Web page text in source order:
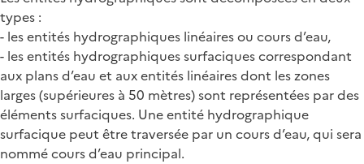
types :
- les entités hydrographiques linéaires ou cours d’eau,
- les entités hydrographiques surfaciques correspondant
aux plans d’eau et aux entités linéaires dont les zones
larges (supérieures à 50 mètres) sont représentées par des
éléments surfaciques. Une entité hydrographique
surfacique peut être traversée par un cours d’eau, qui sera
nommé cours d’eau principal.